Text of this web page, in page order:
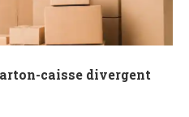
caisse divergent